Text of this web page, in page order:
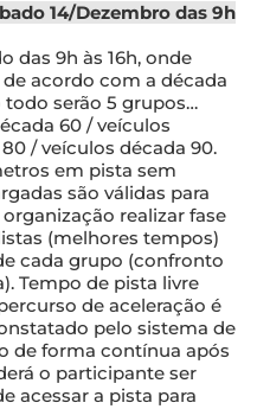
14/Dezembro das 9h
das 9h às 16h, onde
acordo com a década
serão 5 grupos…
60 / veículos
/ veículos década 90.
em pista sem
são válidas para
realizar fase
(melhores tempos)
cada grupo (confronto
Tempo de pista livre
de aceleração é
pelo sistema de
de forma contínua após
o participante ser
acessar a pista para